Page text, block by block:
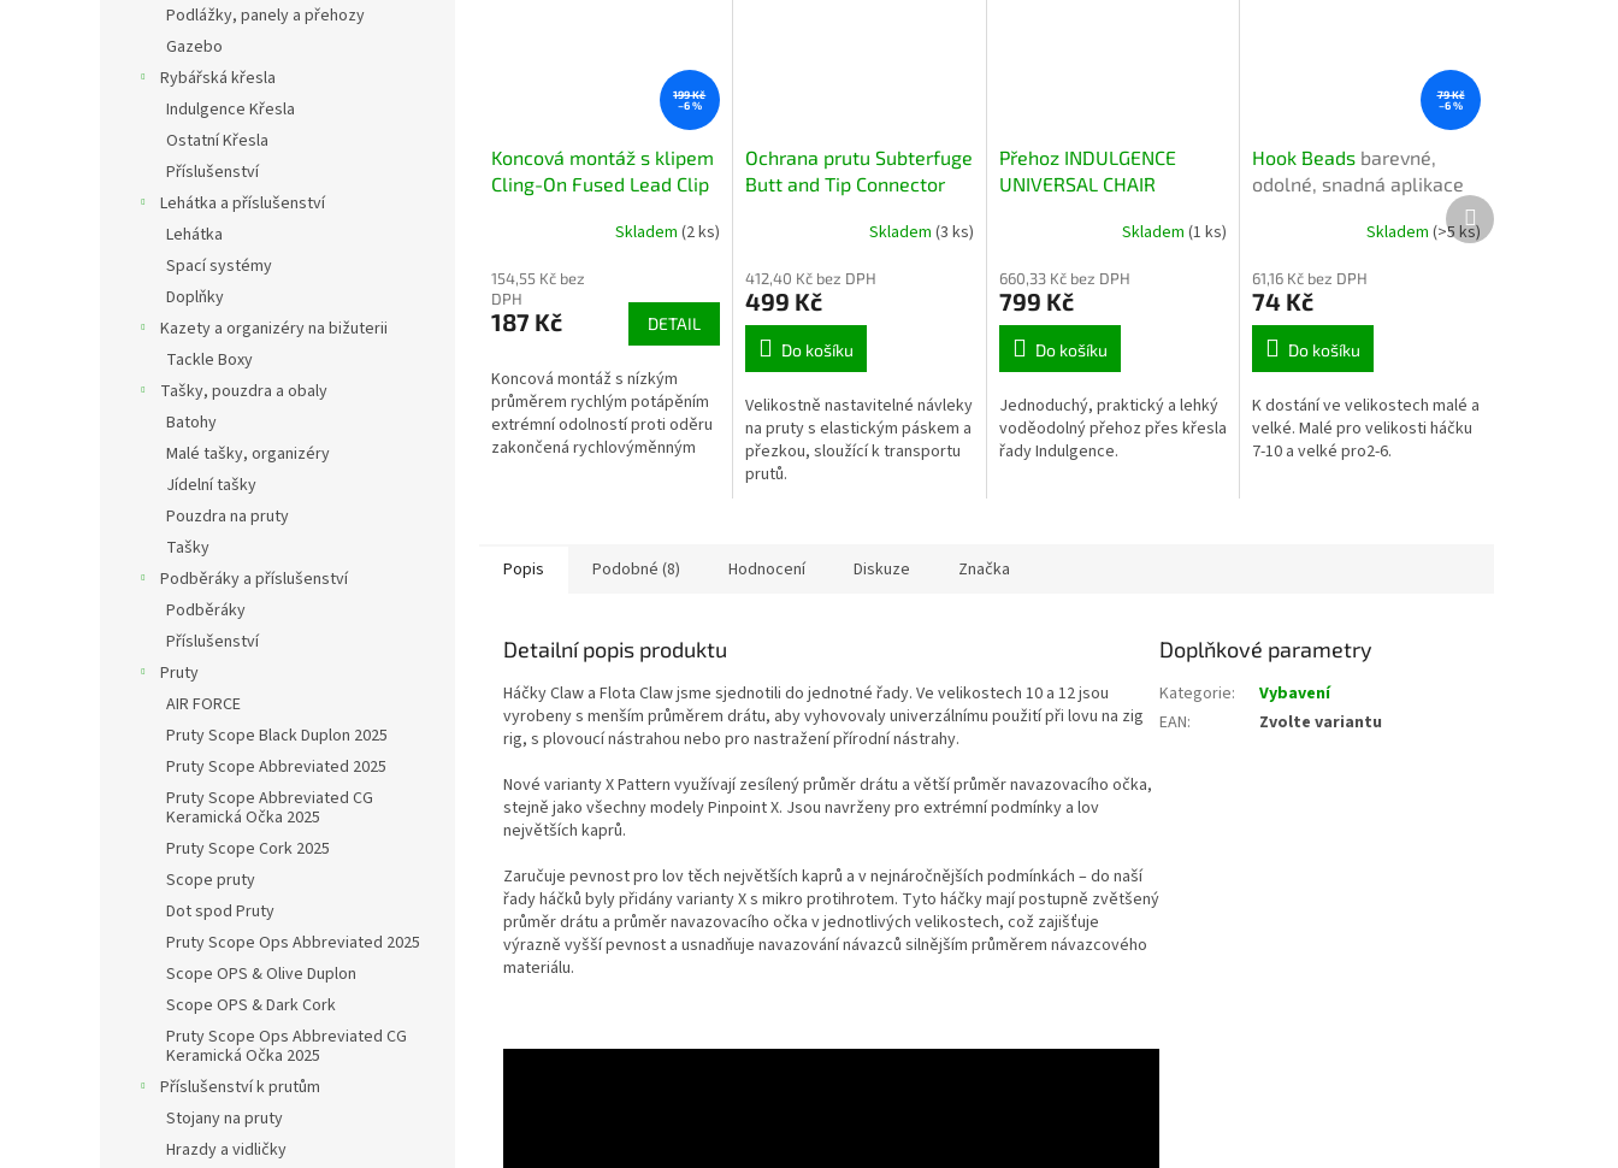
Podlážky, panely a přehozy
Gazebo
Rybářská křesla
Indulgence Křesla
Ostatní Křesla
Příslušenství
Lehátka a příslušenství
Lehátka
Spací systémy
Doplňky
Kazety a organizéry na bižuterii
Tackle Boxy
Tašky, pouzdra a obaly
Batohy
Malé tašky, organizéry
Jídelní tašky
Pouzdra na pruty
Tašky
Podběráky a příslušenství
Podběráky
Příslušenství
Pruty
AIR FORCE
Pruty Scope Black Duplon 2025
Pruty Scope Abbreviated 2025
Pruty Scope Abbreviated CG
Keramická Očka 2025
Pruty Scope Cork 2025
Scope pruty
Dot spod Pruty
Pruty Scope Ops Abbreviated 2025
Scope OPS & Olive Duplon
Scope OPS & Dark Cork
Pruty Scope Ops Abbreviated CG
Keramická Očka 2025
Příslušenství k prutům
Stojany na pruty
Hrazdy a vidličky
199 Kč
–6 %
Koncová montáž s klipem
Cling-On Fused Lead Clip
bezolovnatá, délka 1 m
Skladem (2 ks)
154,55 Kč bez
DPH
187 Kč DETAIL
Koncová montáž s nízkým
průměrem rychlým potápěním
extrémní odolností proti oděru
zakončená rychlovýměnným
Ochrana prutu Subterfuge
Butt and Tip Connector
konec a špičkuSkladem (3 ks)
412,40 Kč bez DPH
499 Kč
Do košíku
Velikostně nastavitelné návleky
na pruty s elastickým páskem a
přezkou, sloužící k transportu
prutů.
Přehoz INDULGENCE
UNIVERSAL CHAIR
Voděodolný přehoz
Indulgence Camo
Skladem(1 ks)
660,33 Kč bez DPH
799 Kč
Do košíku
Jednoduchý, praktický a lehký
voděodolný přehoz přes křesla
řady Indulgence.
79 Kč
–6 %
Hook Beads barevné,
odolné, snadná aplikace
Skladem (>5 ks)
61,16 Kč bez DPH
74 Kč
Do košíku
K dostání ve velikostech malé a
velké. Malé pro velikosti háčku
7-10 a velké pro2-6.
Další
produkt
Popis Podobné (8) Hodnocení Diskuze Značka
Detailní popis produktu
Háčky Claw a Flota Claw jsme sjednotili do jednotné řady. Ve velikostech 10 a 12 jsou
vyrobeny s menším průměrem drátu, aby vyhovovaly univerzálnímu použití při lovu na zig
rig, s plovoucí nástrahou nebo pro nastražení přírodní nástrahy.
Nové varianty X Pattern využívají zesílený průměr drátu a větší průměr navazovacího očka,
stejně jako všechny modely Pinpoint X. Jsou navrženy pro extrémní podmínky a lov
největších kaprů.
Zaručuje pevnost pro lov těch největších kaprů a v nejnáročnějších podmínkách – do naší
řady háčků byly přidány varianty X s mikro protihrotem. Tyto háčky mají postupně zvětšený
průměr drátu a průměr navazovacího očka v jednotlivých velikostech, což zajišťuje
výrazně vyšší pevnost a usnadňuje navazování návazců silnějším průměrem návazcového
materiálu.
Doplňkové parametry
Kategorie:
Vybavení
EAN: Zvolte variantu